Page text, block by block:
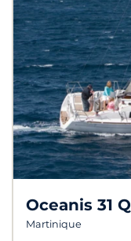
Oceanis 31 Q
Martinique